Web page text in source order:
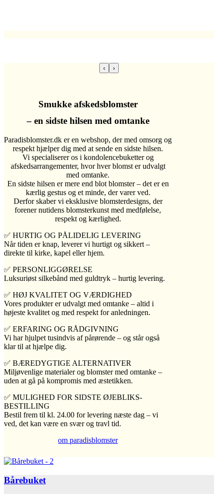
‹ ›
Smukke afskedsblomster
– en sidste hilsen med omtanke
Paradisblomster.dk er en webshop, der med omsorg og
respekt hjælper dig med at sende en sidste hilsen.
Vi specialiserer os i kondolencebuketter og
afskedsarrangementer, hvor hver blomst er udvalgt
med omtanke.
En sidste hilsen er mere end blot blomster – det er en
kærlig gestus og et minde, der varer ved.
Derfor skaber vi eksklusive blomsterdesigns, der
forener nutidens blomsterkunst med medfølelse,
respekt og kærlighed.
✅ HURTIG OG PÅLIDELIG LEVERING
Når tiden er knap, leverer vi hurtigt og sikkert –
direkte til kirke, kapel eller hjem.
✅ PERSONLIGGØRELSE
Luksuriøst silkebånd med guldtryk – hurtig levering.
✅ HØJ KVALITET OG VÆRDIGHED
Vores produkter er udvalgt med omtanke – altid i
højeste kvalitet og med respekt for anledningen.
✅ ERFARING OG RÅDGIVNING
Vi har hjulpet tusindvis af pårørende – og står også
klar til at hjælpe dig.
✅ BÆREDYGTIGE ALTERNATIVER
Miljøvenlige materialer og blomster med omtanke –
uden at gå på kompromis med æstetikken.
✅ MULIGHED FOR SIDSTE ØJEBLIKS-
BESTILLING
Bestil frem til kl. 24.00 for levering næste dag – vi
ved, det kan være en svær og travl tid.
om paradisblomster
Bårebuket